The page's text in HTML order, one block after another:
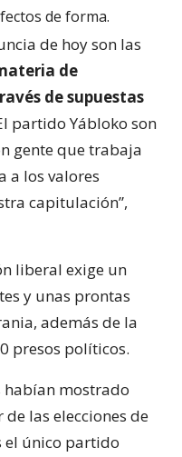
de forma.
de hoy son las
de
de supuestas
partido Yábloko son
gente que trabaja
a los valores
capitulación”,
liberal exige un
y unas prontas
además de la
presos políticos.
habían mostrado
las elecciones de
el único partido